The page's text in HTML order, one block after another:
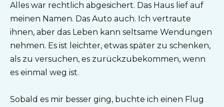
Alles war rechtlich abgesichert. Das Haus lief auf
meinen Namen. Das Auto auch. Ich vertraute
ihnen, aber das Leben kann seltsame Wendungen
nehmen. Es ist leichter, etwas später zu schenken,
als zu versuchen, es zurückzubekommen, wenn
es einmal weg ist.
Sobald es mir besser ging, buchte ich einen Flug